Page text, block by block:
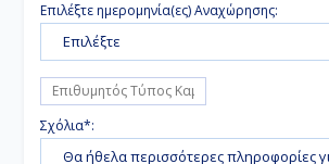
Επιλέξτε ημερομηνία(ες) Αναχώρησης:
Επιλέξτε
Σχόλια*: